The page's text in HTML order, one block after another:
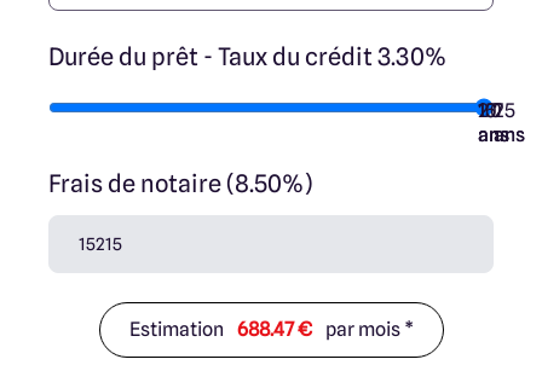
Durée du prêt - Taux du crédit 3.30%
7
ans
10
ans
15
ans
20
ans
25
ans
Frais de notaire (8.50%)
Estimation 688.47 € par mois *